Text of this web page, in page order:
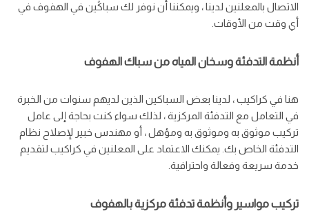
الاتصال بالمعلنين لدينا ، ويمكننا أن نوفر لك سباكًين في الهفوف في
أي وقت من الأوقات.
أنظمة التدفئة وسخان المياه من سباك الهفوف
هنا في كراكيب ، لدينا بعض السباكين الذين لديهم سنوات من الخبرة
في التعامل مع التدفئة المركزية ، لذلك سواء كنت بحاجة إلى عامل
تركيب موثوق به وموثوق به ومؤهل ، أو مهندس خبير لإصلاح نظام
التدفئة الخاص بك. يمكنك الاعتماد على المعلنين في كراكيب لتقديم
خدمة سريعة وفعالة واحترافية.
تركيب مواسير وأنظمة تدفئة مركزية بالهفوف